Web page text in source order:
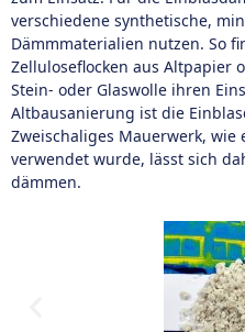
verschiedene synthetische,
Dämmmaterialien nutzen. So
Zelluloseflocken aus Altpapier
Stein- oder Glaswolle ihren
Altbausanierung ist die
Zweischaliges Mauerwerk,
verwendet wurde, lässt sich
dämmen.